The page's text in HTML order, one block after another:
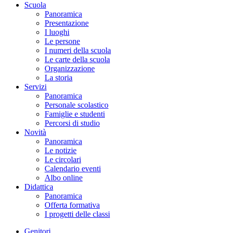
Scuola
Panoramica
Presentazione
I luoghi
Le persone
I numeri della scuola
Le carte della scuola
Organizzazione
La storia
Servizi
Panoramica
Personale scolastico
Famiglie e studenti
Percorsi di studio
Novità
Panoramica
Le notizie
Le circolari
Calendario eventi
Albo online
Didattica
Panoramica
Offerta formativa
I progetti delle classi
Genitori